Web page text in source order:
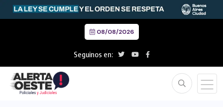
08/08/2026
Seguinos en: